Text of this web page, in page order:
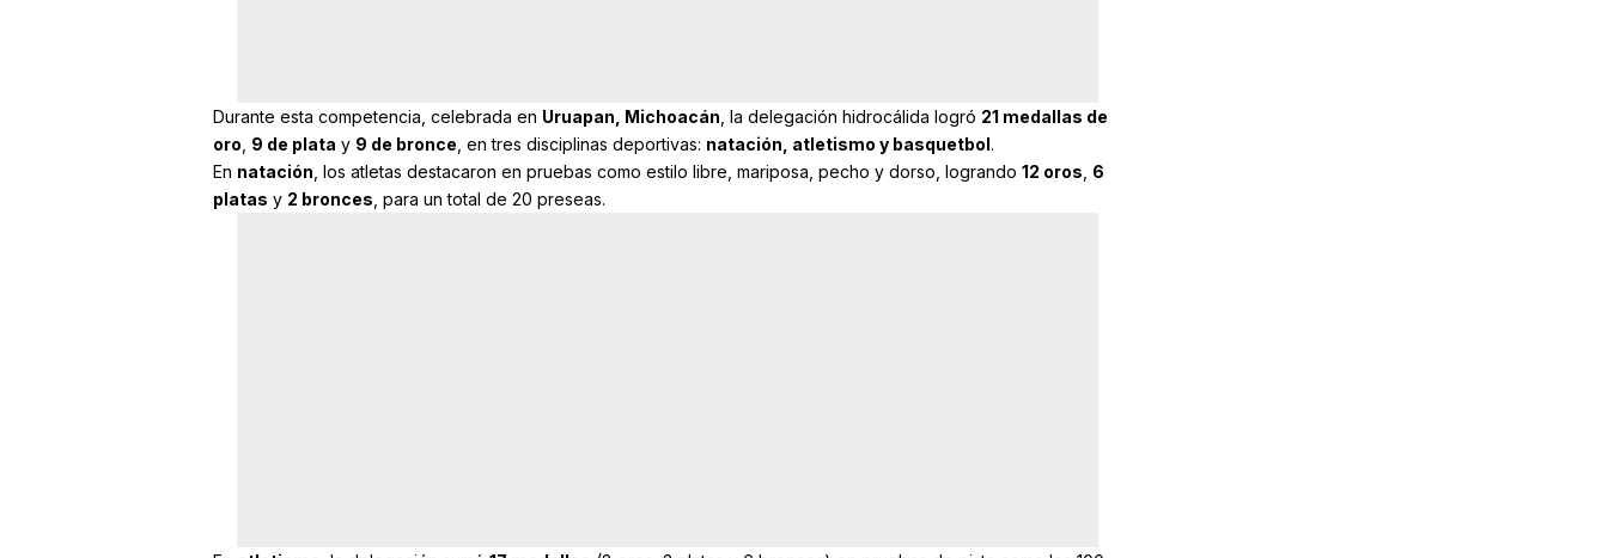
Durante esta competencia, celebrada en Uruapan, Michoacán , la delegación hidrocálida logró 21 medallas de
oro 9 de plata y 9 de bronce , en tres disciplinas deportivas: natación, atletismo y basquetbol.
En natación , los atletas destacaron en pruebas como estilo libre, mariposa, pecho y dorso, logrando 12 oros 6
platas y 2 bronces , para un total de 20 preseas.